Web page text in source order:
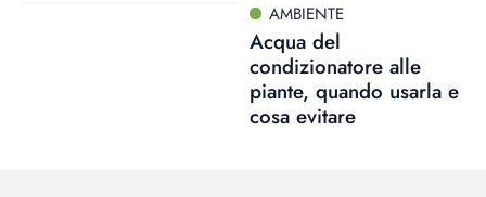
AMBIENTE
Acqua del
condizionatore alle
piante, quando usarla e
cosa evitare